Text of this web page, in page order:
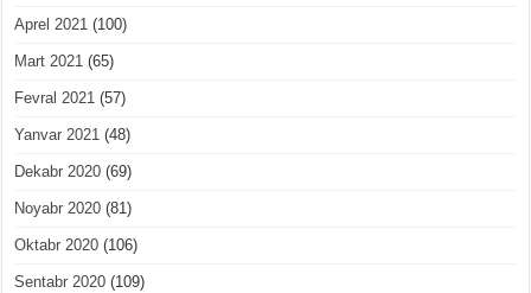
Aprel 2021 (100)
Mart 2021 (65)
Fevral 2021 (57)
Yanvar 2021 (48)
Dekabr 2020 (69)
Noyabr 2020 (81)
Oktabr 2020 (106)
Sentabr 2020 (109)